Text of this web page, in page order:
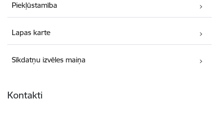
Piekļūstamība
Lapas karte
Sīkdatņu izvēles maiņa
Kontakti